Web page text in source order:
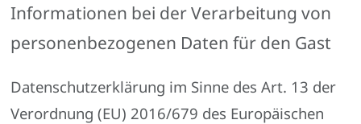
Informationen bei der Verarbeitung von
personenbezogenen Daten für den Gast
Datenschutzerklärung im Sinne des Art. 13 der
Verordnung (EU) 2016/679 des Europäischen